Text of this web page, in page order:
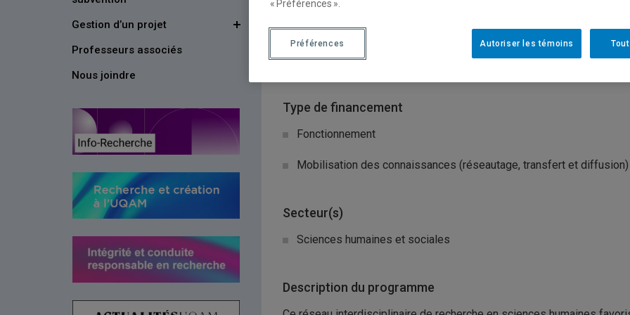
Gestion d’un projet
Professeurs associés
Nous joindre
Organisme(s) porteur(s)
Conseil de recherches en sciences humaines du Canada (CRSH)
Type de financement
Fonctionnement
Mobilisation des connaissances (réseautage, transfert et diffusion)
Secteur(s)
Sciences humaines et sociales
Description du programme
« Préférences ».
Autoriser les témoins
Préférences